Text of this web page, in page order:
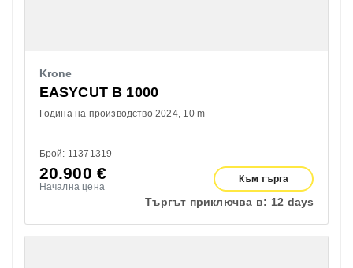
Krone
EASYCUT B 1000
Година на производство 2024 10 m
Брой: 11371319
20.900 €
Начална цена
Към търга
Търгът приключва в: 12 days